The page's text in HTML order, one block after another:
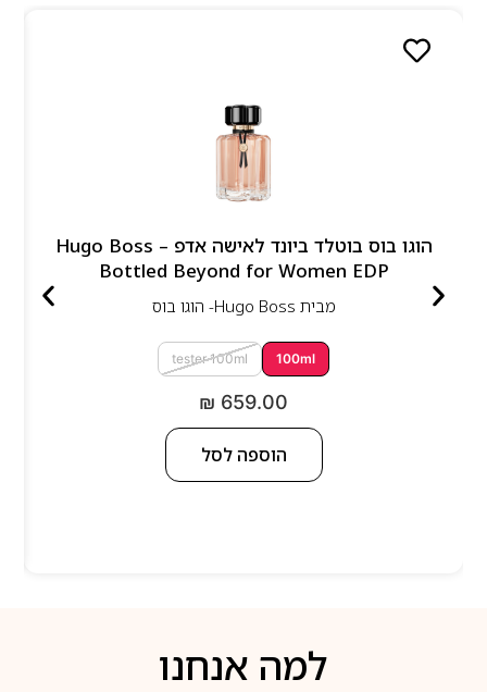
הוגו בוס בוטלד ביונד לאישה אדפ – Hugo Boss
Bottled Beyond for Women EDP
מבית Hugo Boss- הוגו בוס
100ml
tester 100ml
₪ 659.00
הוספה לסל
למה אנחנו